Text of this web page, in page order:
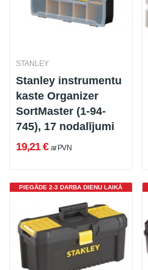
STANLEY
Stanley instrumentu
kaste Organizer
SortMaster (1-94-
745), 17 nodalījumi
19,21 € ar PVN
PIEGĀDE 2-3 DARBA DIENU LAIKĀ